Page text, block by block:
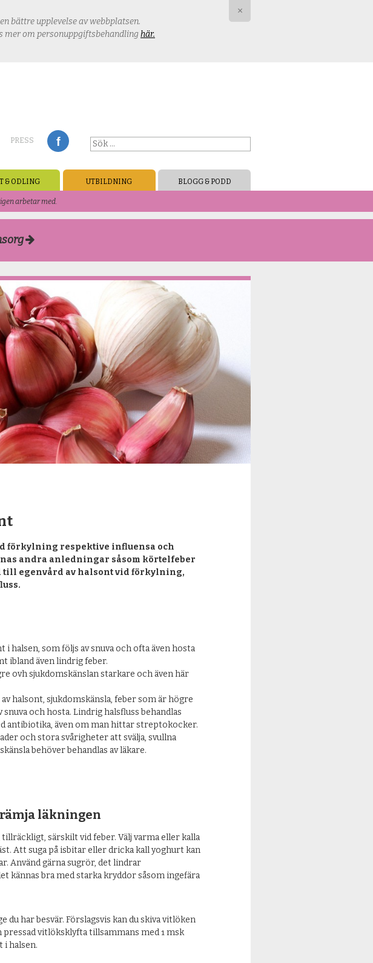
bättre upplevelse av webbplatsen.
mer om personuppgiftsbehandlinghär.
×
PRESS
& ODLING UTBILDNING BLOGG & PODD
arbetar med.
förkylning respektive influensa och
andra anledningar såsom körtelfeber
till egenvård av halsont vid förkylning,
halsen, som följs av snuva och ofta även hosta
ibland även lindrig feber.
ovh sjukdomskänslan starkare och även här
halsont, sjukdomskänsla, feber som är högre
snuva och hosta. Lindrig halsfluss behandlas
antibiotika, även om man hittar streptokocker.
och stora svårigheter att svälja, svullna
behöver behandlas av läkare.
läkningen
särskilt vid feber. Välj varma eller kalla
Att suga på isbitar eller dricka kall yoghurt kan
Använd gärna sugrör, det lindrar
kännas bra med starka kryddor såsom ingefära
du har besvär. Förslagsvis kan du skiva vitlöken
pressad vitlöksklyfta tillsammans med 1 msk
i halsen.